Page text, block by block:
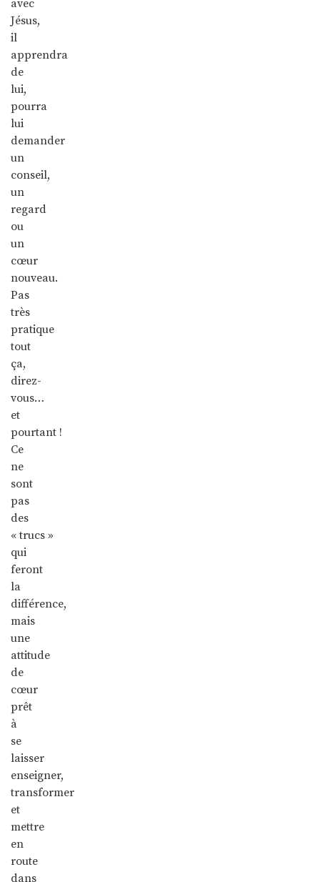
avec
Jésus,
il
apprendra
de
lui,
pourra
lui
demander
un
conseil,
un
regard
ou
un
cœur
nouveau.
Pas
très
pratique
tout
ça,
direz-
vous…
et
pourtant !
Ce
ne
sont
pas
des
« trucs »
qui
feront
la
différence,
mais
une
attitude
de
cœur
prêt
à
se
laisser
enseigner,
transformer
et
mettre
en
route
dans